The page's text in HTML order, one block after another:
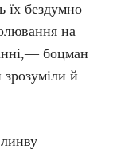
їх бездумно
на
боцман
й